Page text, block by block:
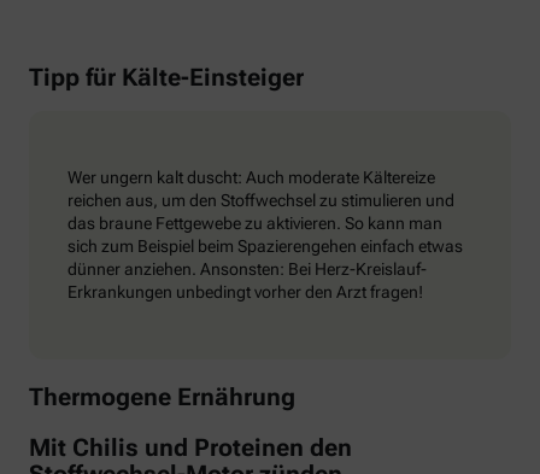
Tipp für Kälte-Einsteiger
Wer ungern kalt duscht: Auch moderate Kältereize
reichen aus, um den Stoffwechsel zu stimulieren und
das braune Fettgewebe zu aktivieren. So kann man
sich zum Beispiel beim Spazierengehen einfach etwas
dünner anziehen. Ansonsten: Bei Herz-Kreislauf-
Erkrankungen unbedingt vorher den Arzt fragen!
Thermogene Ernährung
Mit Chilis und Proteinen den